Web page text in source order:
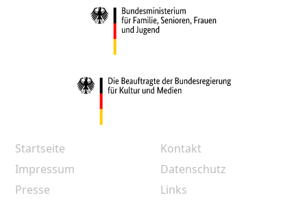
Startseite
Kontakt
Impressum
Datenschutz
Presse
Links